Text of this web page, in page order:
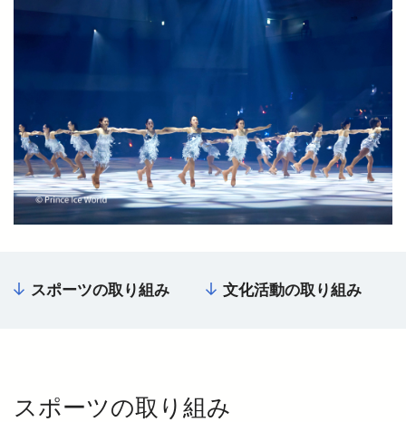
お忘れもの Lost＆Found
西武鉄道の公式アカウント一覧
個人情報保護方針
サイトマップ
スポーツの取り組み 文化活動の取り組み
スポーツの取り組み